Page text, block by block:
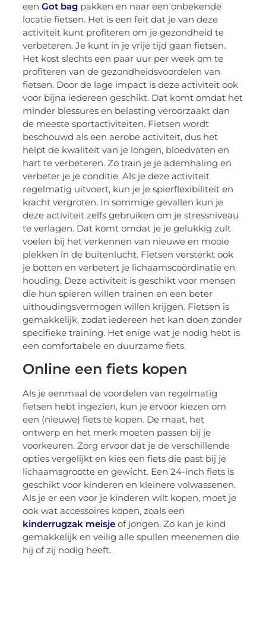
eenGot bag pakken en naar een onbekende
locatie fietsen. Het is een feit dat je van deze
activiteit kunt profiteren om je gezondheid te
verbeteren. Je kunt in je vrije tijd gaan fietsen.
Het kost slechts een paar uur per week om te
profiteren van de gezondheidsvoordelen van
fietsen. Door de lage impact is deze activiteit ook
voor bijna iedereen geschikt. Dat komt omdat het
minder blessures en belasting veroorzaakt dan
de meeste sportactiviteiten. Fietsen wordt
beschouwd als een aerobe activiteit, dus het
helpt de kwaliteit van je longen, bloedvaten en
hart te verbeteren. Zo train je je ademhaling en
verbeter je je conditie. Als je deze activiteit
regelmatig uitvoert, kun je je spierflexibiliteit en
kracht vergroten. In sommige gevallen kun je
deze activiteit zelfs gebruiken om je stressniveau
te verlagen. Dat komt omdat je je gelukkig zult
voelen bij het verkennen van nieuwe en mooie
plekken in de buitenlucht. Fietsen versterkt ook
je botten en verbetert je lichaamscoördinatie en
houding. Deze activiteit is geschikt voor mensen
die hun spieren willen trainen en een beter
uithoudingsvermogen willen krijgen. Fietsen is
gemakkelijk, zodat iedereen het kan doen zonder
specifieke training. Het enige wat je nodig hebt is
een comfortabele en duurzame fiets.
Online een fiets kopen
Als je eenmaal de voordelen van regelmatig
fietsen hebt ingezien, kun je ervoor kiezen om
een (nieuwe) fiets te kopen. De maat, het
ontwerp en het merk moeten passen bij je
voorkeuren. Zorg ervoor dat je de verschillende
opties vergelijkt en kies een fiets die past bij je
lichaamsgrootte en gewicht. Een 24-inch fiets is
geschikt voor kinderen en kleinere volwassenen.
Als je er een voor je kinderen wilt kopen, moet je
ook wat accessoires kopen, zoals een
kinderrugzak meisje of jongen. Zo kan je kind
gemakkelijk en veilig alle spullen meenemen die
hij of zij nodig heeft.